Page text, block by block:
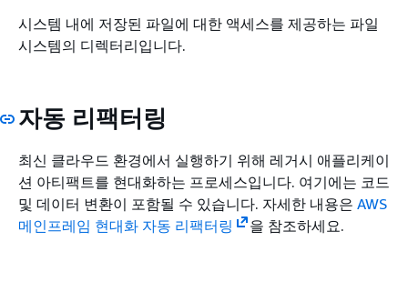
시스템 내에 저장된 파일에 대한 액세스를 제공하는 파일
시스템의 디렉터리입니다.
자동 리팩터링
최신 클라우드 환경에서 실행하기 위해 레거시 애플리케이
션 아티팩트를 현대화하는 프로세스입니다. 여기에는 코드
및 데이터 변환이 포함될 수 있습니다. 자세한 내용은 AWS
메인프레임 현대화 자동 리팩터링
을 참조하세요.